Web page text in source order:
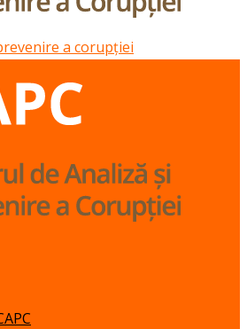
a corupției